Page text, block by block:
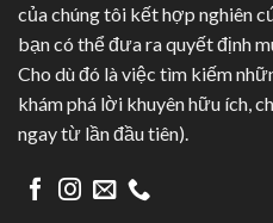
của chúng tôi kết hợp nghiên
bạn có thể đưa ra quyết định
Cho dù đó là việc tìm kiếm
khám phá lời khuyên hữu ích,
ngay từ lần đầu tiên).